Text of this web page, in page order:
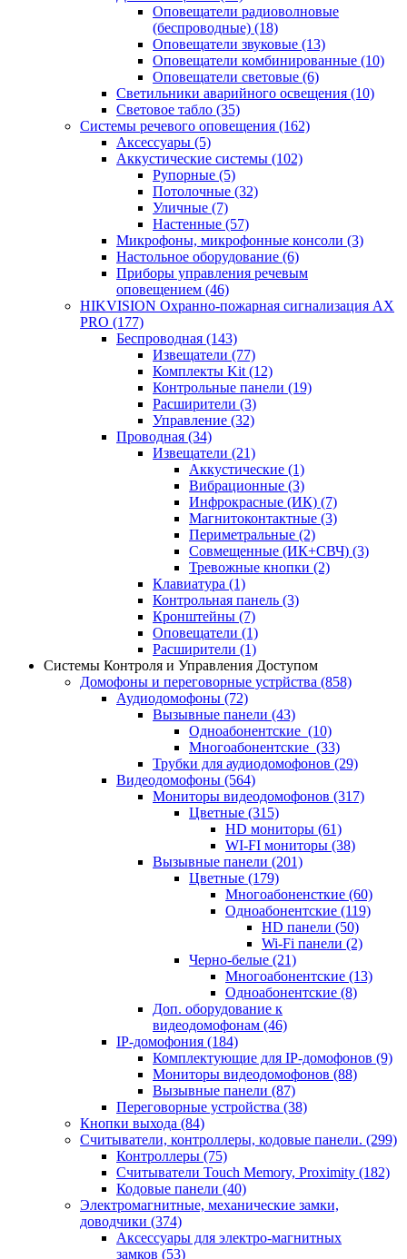
Оповещатели радиоволновые
(беспроводные) (18)
Оповещатели звуковые (13)
Оповещатели комбинированные (10)
Оповещатели световые (6)
Светильники аварийного освещения (10)
Световое табло (35)
Системы речевого оповещения (162)
Аксессуары (5)
Аккустические системы (102)
Рупорные (5)
Потолочные (32)
Уличные (7)
Настенные (57)
Микрофоны, микрофонные консоли (3)
Настольное оборудование (6)
Приборы управления речевым
оповещением (46)
HIKVISION Охранно-пожарная сигнализация AX
PRO (177)
Беспроводная (143)
Извещатели (77)
Комплекты Kit (12)
Контрольные панели (19)
Расширители (3)
Управление (32)
Проводная (34)
Извещатели (21)
Аккустические (1)
Вибрационные (3)
Инфрокрасные (ИК) (7)
Магнитоконтактные (3)
Периметральные (2)
Совмещенные (ИК+СВЧ) (3)
Тревожные кнопки (2)
Клавиатура (1)
Контрольная панель (3)
Кронштейны (7)
Оповещатели (1)
Расширители (1)
Системы Контроля и Управления Доступом
Домофоны и переговорные устрйства (858)
Аудиодомофоны (72)
Вызывные панели (43)
Одноабонентские (10)
Многоабонентские (33)
Трубки для аудиодомофонов (29)
Видеодомофоны (564)
Мониторы видеодомофонов (317)
Цветные (315)
HD мониторы (61)
WI-FI мониторы (38)
Вызывные панели (201)
Цветные (179)
Многоабоненсткие (60)
Одноабонентские (119)
HD панели (50)
Wi-Fi панели (2)
Черно-белые (21)
Многоабонентские (13)
Одноабонентские (8)
Доп. оборудование к
видеодомофонам (46)
IP-домофония (184)
Комплектующие для IP-домофонов (9)
Мониторы видеодомофонов (88)
Вызывные панели (87)
Переговорные устройства (38)
Кнопки выхода (84)
Считыватели, контроллеры, кодовые панели. (299)
Контроллеры (75)
Считыватели Touch Memory, Proximity (182)
Кодовые панели (40)
Электромагнитные, механические замки,
доводчики (374)
Аксессуары для электро-магнитных
замков (53)